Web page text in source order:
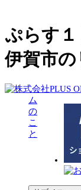
ぷらす
伊賀市
ム
の
こ
と